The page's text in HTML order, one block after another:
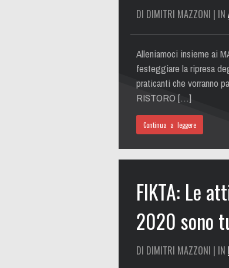
DI DIMITRI MAZZONI | IN
Alleniamoci insieme ai
festeggiare la ripresa
praticanti che vorranno
RISTORO […]
Continua a leggere
FIKTA: Le
2020 sono
DI DIMITRI MAZZONI | IN